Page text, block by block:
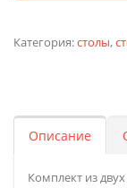
Категория:столы,
Описание
Комплект из